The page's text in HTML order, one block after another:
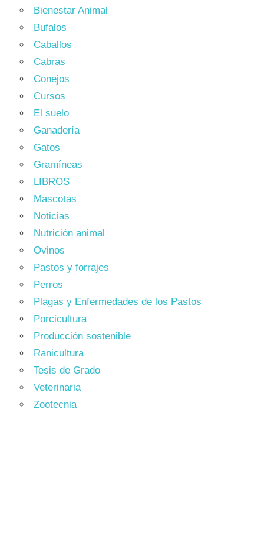
Bienestar Animal
Bufalos
Caballos
Cabras
Conejos
Cursos
El suelo
Ganadería
Gatos
Gramíneas
LIBROS
Mascotas
Noticias
Nutrición animal
Ovinos
Pastos y forrajes
Perros
Plagas y Enfermedades de los Pastos
Porcicultura
Producción sostenible
Ranicultura
Tesis de Grado
Veterinaria
Zootecnia